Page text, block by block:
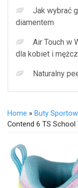
Jak wybrać
diamentem
Air Touch w
dla kobiet i
Naturalny
Home » Buty
Contend 6 TS School